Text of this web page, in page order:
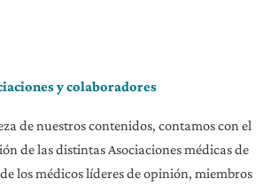
y colaboradores
de nuestros contenidos, contamos con el
de las distintas Asociaciones médicas de
los médicos líderes de opinión, miembros